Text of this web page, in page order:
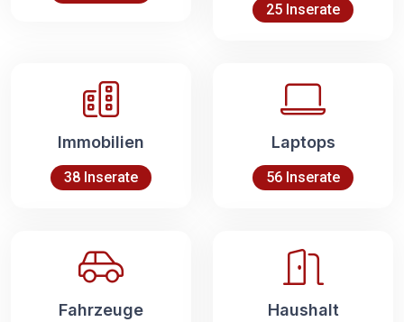
25 Inserate
Immobilien
38 Inserate
Laptops
56 Inserate
Fahrzeuge Haushalt